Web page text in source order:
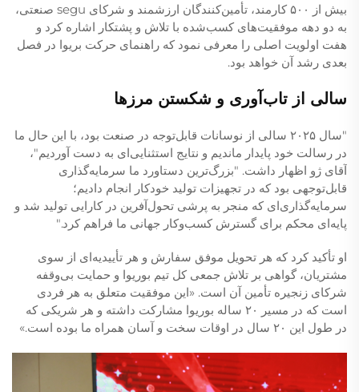
بیش از ۵۰۰ کارمند، تأمین‌کنندگان ارزشمند و شرکای segu صنعتی،
به دو دهه موفقیت‌های کسب‌شده با تلاش و پشتکار اشاره کرد و
هفت اولویت اصلی را معرفی نمود که راهنمای حرکت بریوا در فصل
بعدی رشد آن خواهد بود.
سالی از تاب‌آوری و شکستن مرزها
"سال ۲۰۲۵ سالی از نوسانات قابل‌توجه در صنعت بود، با این حال ما
در رسالت خود پایدار ماندیم و نتایج استثنایی‌ای به دست آوردیم"،
آقای ژو اظهار داشت. "بزرگ‌ترین دستاورد ما سرمایه‌گذاری
قابل‌توجهی بود که در تجهیزات تولید خودکار انجام دادیم؛
سرمایه‌گذاری‌ای که منجر به پرشی تحول‌آفرین در کارایی تولید شد و
پایه‌ای محکم برای گسترش کسب‌وکار جهانی ما فراهم کرد."
او تأکید کرد که هر تحویل موفق سفارش و هر تأییدیه‌ای از سوی
مشتریان، گواهی بر تلاش جمعی کل تیم بوریوا و حمایت بی‌وقفه
شرکای زنجیره تأمین آن است. «این موفقیت متعلق به هر فردی
است که در مسیر ۲۰ ساله بوریوا مشارکت داشته و هر شریکی که
در طول این ۲۰ سال در اوقات سخت و آسان همراه ما بوده است.»